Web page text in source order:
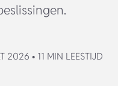
2026 • 11 MIN LEESTIJD